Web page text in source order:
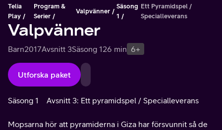
Telia
Play
Program &
Serier
Valpvänner
Säsong
1
Ett Pyramidspel /
Specialleverans
Valpvänner
Barn2017Avsnitt 3Säsong 126 min 6+
Utforska paket
Säsong 1 Avsnitt 3: Ett pyramidspel / Specialleverans
Mopsarna hör att pyramiderna i Giza har försvunnit så de